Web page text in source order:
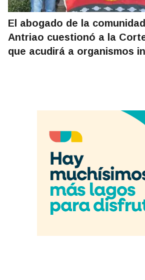
El abogado de la
Antriao cuestionó a la
que acudirá a organismos